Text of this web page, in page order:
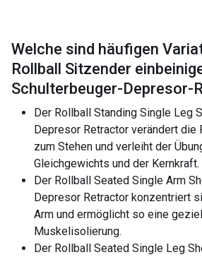
Welche sind häufigen
Rollball Sitzender
Schulterbeuger-Depresor-
Der Rollball Standing Single Leg
Depresor Retractor verändert
zum Stehen und verleiht der
Gleichgewichts und der Kernkraft.
Der Rollball Seated Single Arm
Depresor Retractor konzentriert
Arm und ermöglicht so eine
Muskelisolierung.
Der Rollball Seated Single Leg